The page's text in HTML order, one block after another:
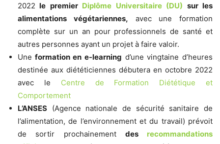
2022 le premier Diplôme Universitaire (DU) sur les
alimentations végétariennes, avec une formation
complète sur un an pour professionnels de santé et
autres personnes ayant un projet à faire valoir.
Une formation en e-learning d’une vingtaine d’heures
destinée aux diététiciennes débutera en octobre 2022
avec le Centre de Formation Diététique et
Comportement
L’ANSES (Agence nationale de sécurité sanitaire de
l’alimentation, de l’environnement et du travail) prévoit
de sortir prochainement des recommandations